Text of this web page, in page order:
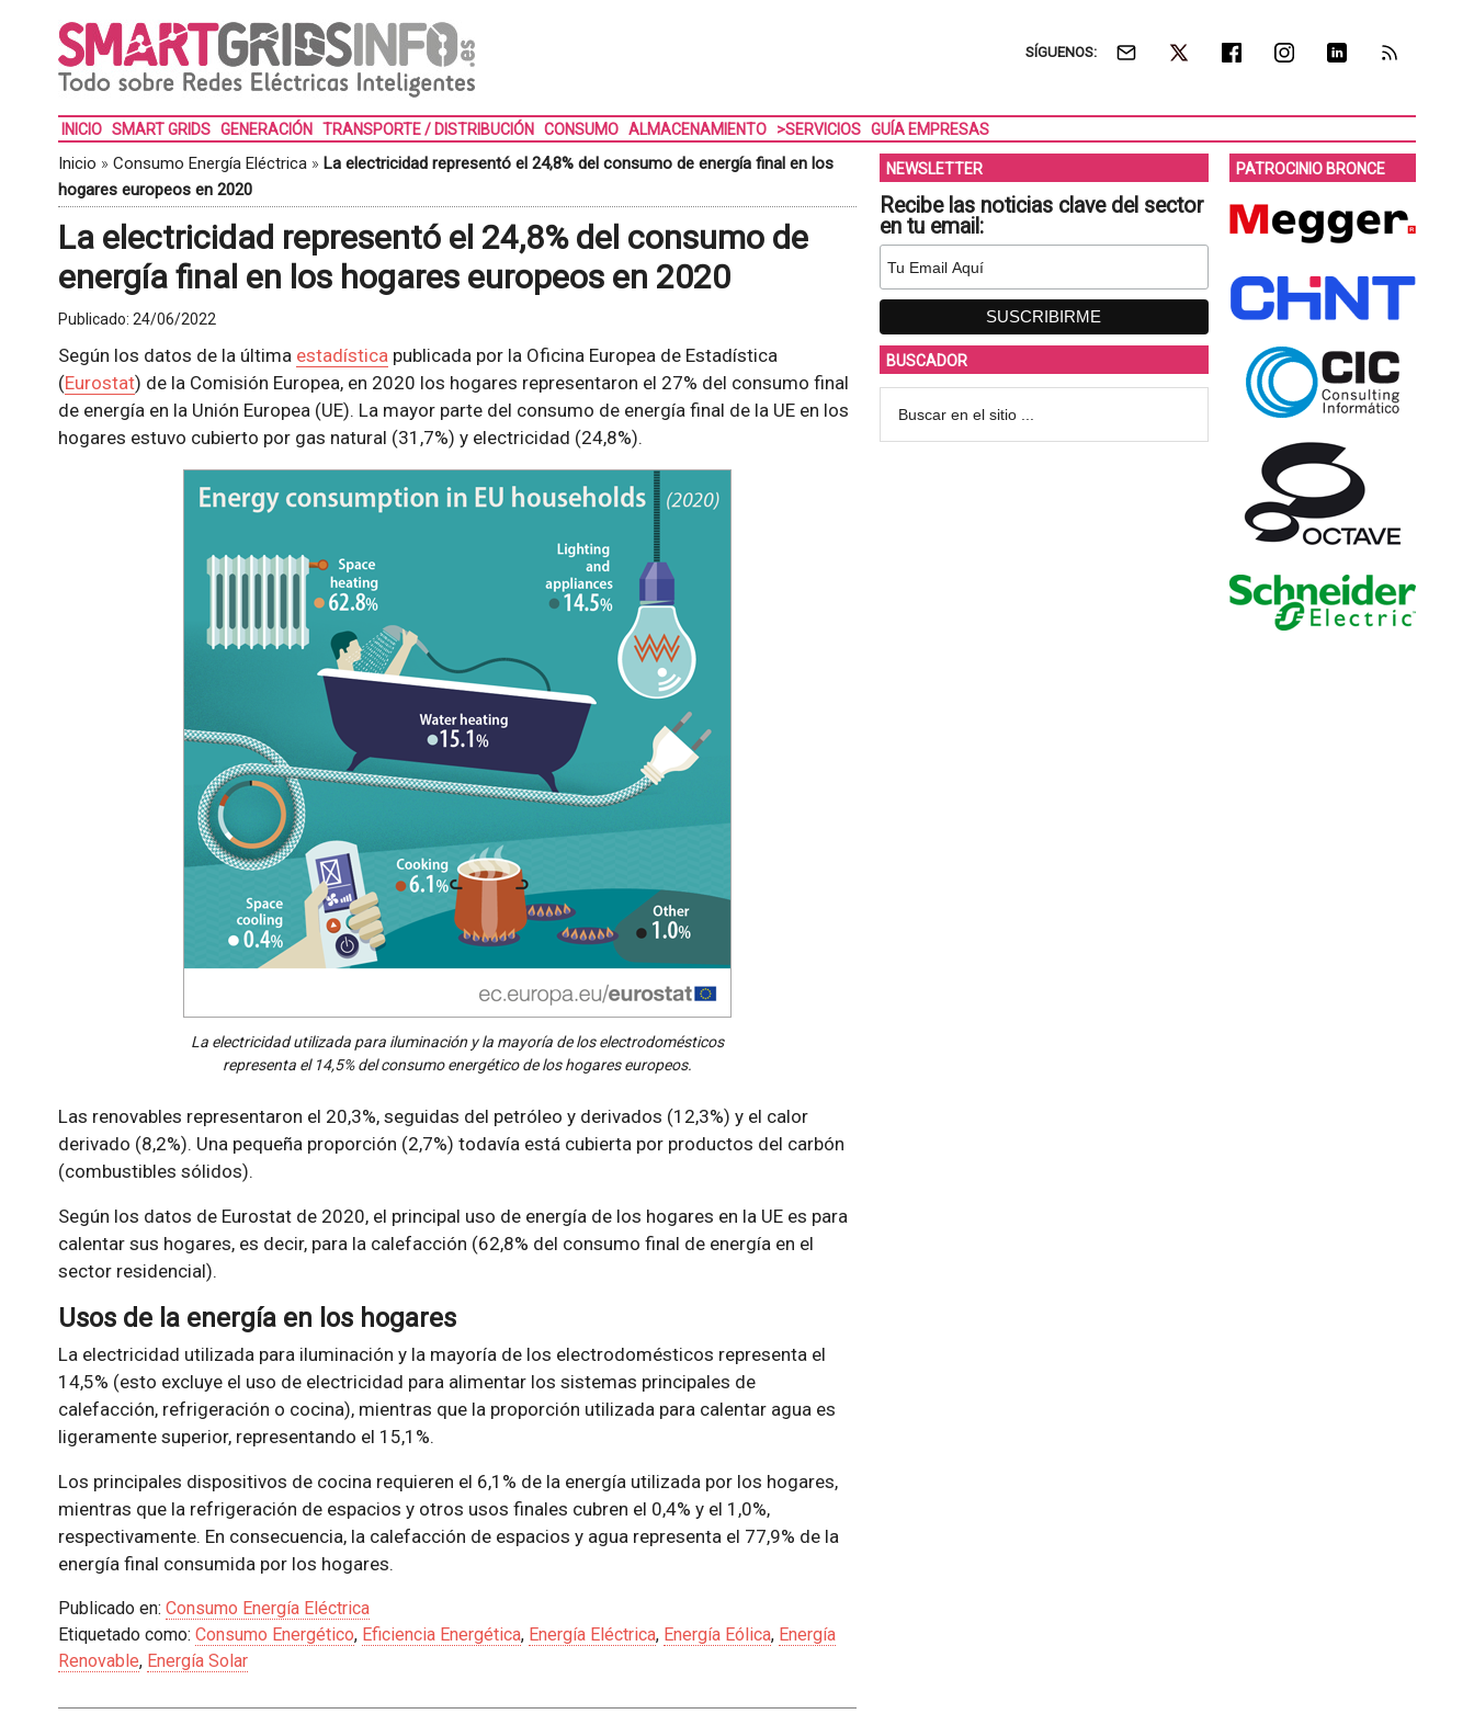
SÍGUENOS:
INICIO SMART GRIDS GENERACIÓN TRANSPORTE / DISTRIBUCIÓN CONSUMO ALMACENAMIENTO >SERVICIOS GUÍA EMPRESAS
Inicio » Consumo Energía Eléctrica» La electricidad representó el 24,8% del consumo de energía final en los
hogares europeos en 2020
La electricidad representó el 24,8% del consumo de
energía final en los hogares europeos en 2020
Publicado: 24/06/2022
Según los datos de la última estadísticapublicada por la Oficina Europea de Estadística
(Eurostat) de la Comisión Europea, en 2020 los hogares representaron el 27% del consumo final
de energía en la Unión Europea (UE). La mayor parte del consumo de energía final de la UE en los
hogares estuvo cubierto por gas natural (31,7%) y electricidad (24,8%).
La electricidad utilizada para iluminación y la mayoría de los electrodomésticos
representa el 14,5% del consumo energético de los hogares europeos.
Las renovables representaron el 20,3%, seguidas del petróleo y derivados (12,3%) y el calor
derivado (8,2%). Una pequeña proporción (2,7%) todavía está cubierta por productos del carbón
(combustibles sólidos).
Según los datos de Eurostat de 2020, el principal uso de energía de los hogares en la UE es para
calentar sus hogares, es decir, para la calefacción (62,8% del consumo final de energía en el
sector residencial).
Usos de la energía en los hogares
La electricidad utilizada para iluminación y la mayoría de los electrodomésticos representa el
14,5% (esto excluye el uso de electricidad para alimentar los sistemas principales de
calefacción, refrigeración o cocina), mientras que la proporción utilizada para calentar agua es
ligeramente superior, representando el 15,1%.
Los principales dispositivos de cocina requieren el 6,1% de la energía utilizada por los hogares,
mientras que la refrigeración de espacios y otros usos finales cubren el 0,4% y el 1,0%,
respectivamente. En consecuencia, la calefacción de espacios y agua representa el 77,9% de la
energía final consumida por los hogares.
Publicado en: Consumo Energía Eléctrica
Etiquetado como: Consumo Energético, Eficiencia Energética, Energía Eléctrica, Energía Eólica, Energía
Renovable, Energía Solar
NEWSLETTER
Recibe las noticias clave del sector
en tu email:
BUSCADOR
PATROCINIO BRONCE